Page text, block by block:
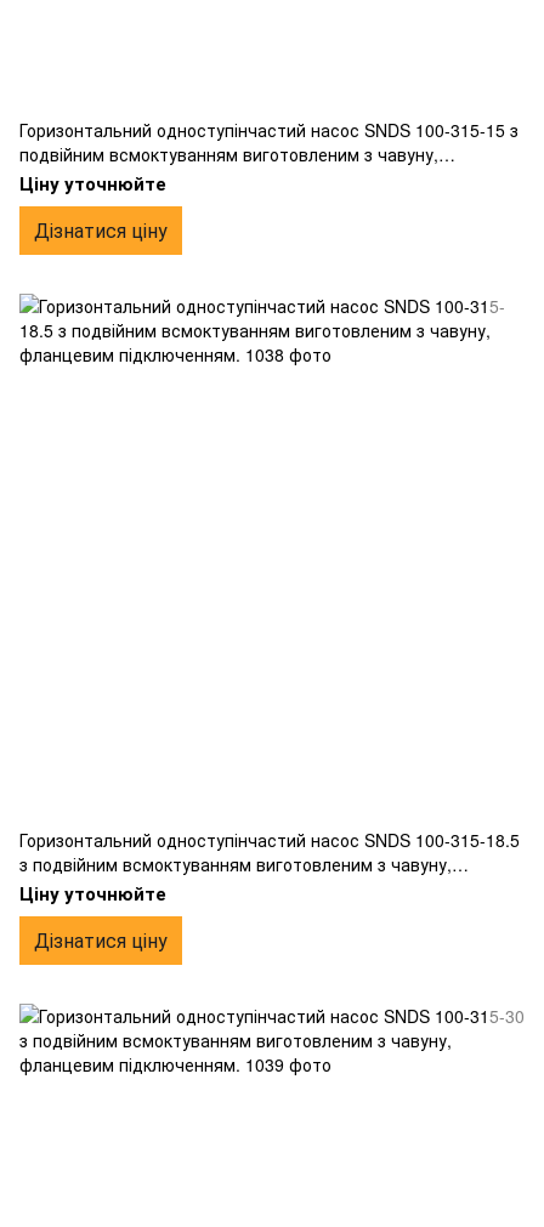
Горизонтальний одноступінчастий насос SNDS 100-315-15 з
подвійним всмоктуванням виготовленим з чавуну,
фланцевим підключенням.
Ціну уточнюйте
Дізнатися ціну
Горизонтальний одноступінчастий насос SNDS 100-315-18.5
з подвійним всмоктуванням виготовленим з чавуну,
фланцевим підключенням.
Ціну уточнюйте
Дізнатися ціну